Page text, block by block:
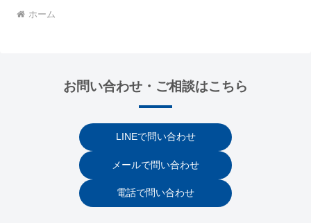
ホーム
お問い合わせ・ご相談はこちら
LINEで問い合わせ
メールで問い合わせ
電話で問い合わせ